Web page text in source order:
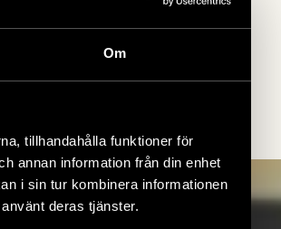
Om
tillhandahålla funktioner för
annan information från din enhet
i sin tur kombinera informationen
deras tjänster.